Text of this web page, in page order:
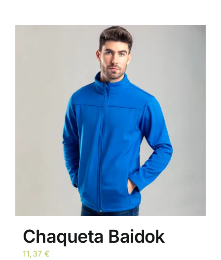
Chaqueta Baidok
11,37€